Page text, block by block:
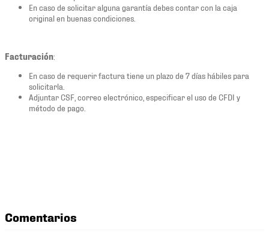
En caso de solicitar alguna garantía debes contar con la caja
original en buenas condiciones.
Facturación:
En caso de requerir factura tiene un plazo de 7 días hábiles para
solicitarla.
Adjuntar CSF, correo electrónico, especificar el uso de CFDI y
método de pago.
Comentarios